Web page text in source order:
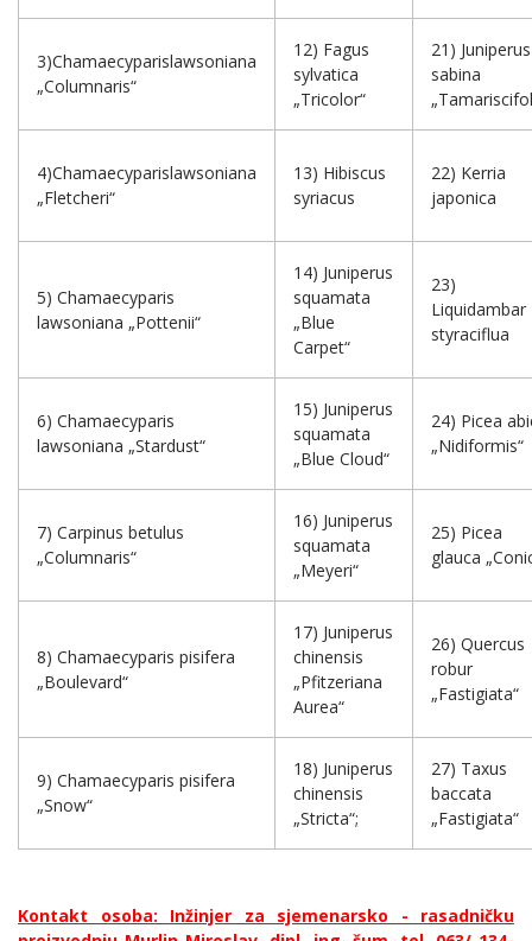
3)Chamaecyparislawsoniana
„Columnaris“
12) Fagus
sylvatica
„Tricolor“
21) Juniperus
sabina
4)Chamaecyparislawsoniana
„Fletcheri“
13) Hibiscus
syriacus
22) Kerria
japonica
5) Chamaecyparis
lawsoniana „Pottenii“
14) Juniperus
squamata
„Blue
Carpet“
23)
Liquidambar
styraciflua
6) Chamaecyparis
lawsoniana „Stardust“
15) Juniperus
squamata
„Blue Cloud“
24) Picea
„Nidiformis“
7) Carpinus betulus
„Columnaris“
16) Juniperus
squamata
„Meyeri“
25) Picea
glauca
8) Chamaecyparis pisifera
„Boulevard“
17) Juniperus
chinensis
„Pfitzeriana
Aurea“
26) Quercus
robur
„Fastigiata“
9) Chamaecyparis pisifera
„Snow“
18) Juniperus
chinensis
„Stricta“;
27) Taxus
baccata
„Fastigiata“
Kontakt osoba: Inžinjer za sjemenarsko - rasadničku